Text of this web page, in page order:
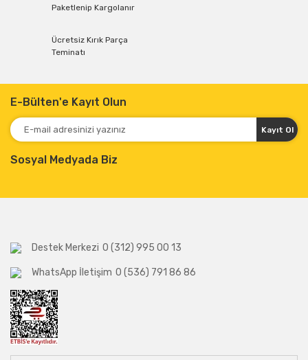
Paketlenip Kargolanır
Ücretsiz Kırık Parça
Teminatı
E-Bülten'e Kayıt Olun
Kayıt Ol
Sosyal Medyada Biz
Destek Merkezi 0 (312) 995 00 13
WhatsApp İletişim 0 (536) 791 86 86